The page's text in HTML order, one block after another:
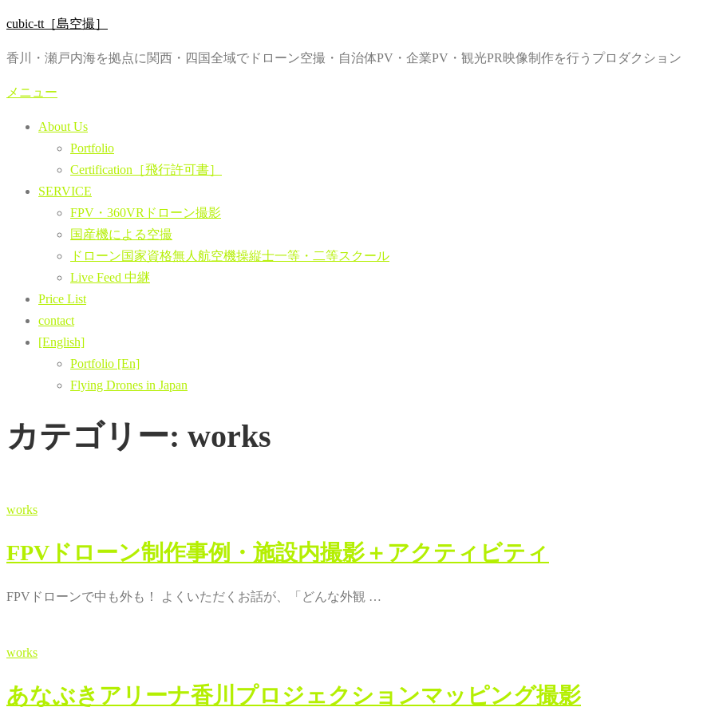
コ
テ
ン
cubic-tt［島空撮］
香川・瀬戸内海を拠点に関西・四国全域でドローン空撮・自治体PV・企業PV・観光PR映像制作を行うプロダクション
メニュー
About Us
Portfolio
Certification［飛行許可書］
SERVICE
FPV・360VRドローン撮影
国産機による空撮
ドローン国家資格無人航空機操縦士一等・二等スクール
Live Feed 中継
Price List
contact
[English]
Portfolio [En]
Flying Drones in Japan
カテゴリー: works
works
FPVドローン制作事例・施設内撮影＋アクティビティ
FPVドローンで中も外も！ よくいただくお話が、「どんな外観 …
works
あなぶきアリーナ香川プロジェクションマッピング撮影